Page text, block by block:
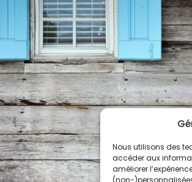
Nous utilisons des
accéder aux
améliorer
(non-